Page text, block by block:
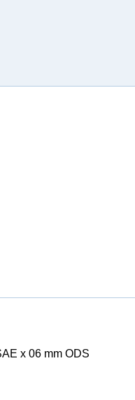
mutterilla 1/4″ SAE x 06 mm ODS